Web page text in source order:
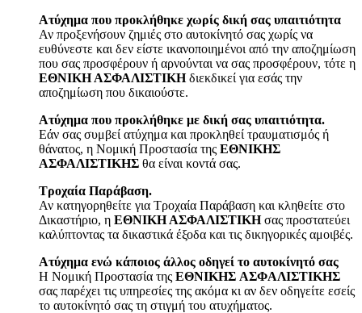
Ατύχημα που προκλήθηκε χωρίς δική σας υπαιτιότητα
Αν προξενήσουν ζημιές στο αυτοκίνητό σας χωρίς να
ευθύνεστε και δεν είστε ικανοποιημένοι από την αποζημίωση
που σας προσφέρουν ή αρνούνται να σας προσφέρουν, τότε η
ΕΘΝΙΚΗ ΑΣΦΑΛΙΣΤΙΚΗδιεκδικεί για εσάς την
αποζημίωση που δικαιούστε.
Ατύχημα που προκλήθηκε με δική σας υπαιτιότητα.
Εάν σας συμβεί ατύχημα και προκληθεί τραυματισμός ή
θάνατος, η Νομική Προστασία της ΕΘΝΙΚΗΣ
ΑΣΦΑΛΙΣΤΙΚΗΣ θα είναι κοντά σας.
Τροχαία Παράβαση.
Αν κατηγορηθείτε για Τροχαία Παράβαση και κληθείτε στο
Δικαστήριο, η ΕΘΝΙΚΗ ΑΣΦΑΛΙΣΤΙΚΗσας προστατεύει
καλύπτοντας τα δικαστικά έξοδα και τις δικηγορικές αμοιβές.
Ατύχημα ενώ κάποιος άλλος οδηγεί το αυτοκίνητό σας
H Νομική Προστασία της EΘNIKHΣ AΣΦAΛIΣTIKHΣ
σας παρέχει τις υπηρεσίες της ακόμα κι αν δεν οδηγείτε εσείς
το αυτοκίνητό σας τη στιγμή του ατυχήματος.